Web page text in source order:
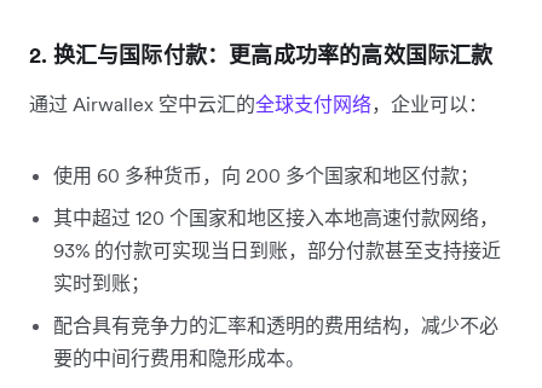
2. 换汇与国际付款：更高成功率的高效国际汇款
通过 Airwallex 空中云汇的全球支付网络，企业可以：
使用 60 多种货币，向 200 多个国家和地区付款；
其中超过 120 个国家和地区接入本地高速付款网络，
93% 的付款可实现当日到账，部分付款甚至支持接近
实时到账；
配合具有竞争力的汇率和透明的费用结构，减少不必
要的中间行费用和隐形成本。